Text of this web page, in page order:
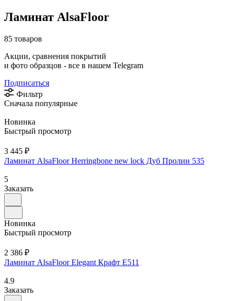
Ламинат AlsaFloor
85 товаров
Акции, сравнения покрытий
и фото образцов - все в нашем Telegram
Подписаться
Фильтр
Сначала популярные
Новинка
Быстрый просмотр
3 445 ₽
Ламинат AlsaFloor Herringbone new lock Дуб Пролин 535
5
Заказать
Новинка
Быстрый просмотр
2 386 ₽
Ламинат AlsaFloor Elegant Крафт Е511
4.9
Заказать